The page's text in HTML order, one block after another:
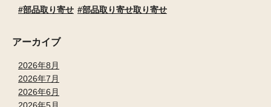
部品取り寄せ
部品取り寄せ取り寄せ
アーカイブ
2026年8月
2026年7月
2026年6月